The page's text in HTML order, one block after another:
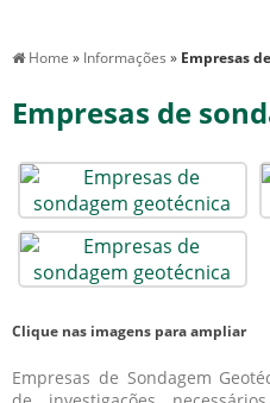
Home » Informações » Empresas
Empresas de
Clique nas imagens para ampliar
Empresas de Sondagem